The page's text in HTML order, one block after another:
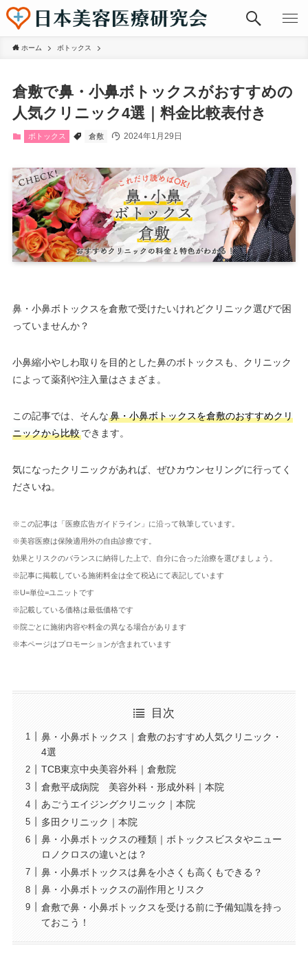
ホーム ボトックス
倉敷で鼻・小鼻ボトックスがおすすめの
人気クリニック4選｜料金比較表付き
ボトックス 倉敷 2024年1月29日
鼻・小鼻ボトックスを倉敷で受けたいけれどクリニック選びで困
っていませんか？
小鼻縮小やしわ取りを目的とした鼻のボトックスも、クリニック
によって薬剤や注入量はさまざま。
この記事では、そんな鼻・小鼻ボトックスを倉敷のおすすめクリ
ニックから比較できます。
気になったクリニックがあれば、ぜひカウンセリングに行ってく
ださいね。
※この記事は「医療広告ガイドライン」に沿って執筆しています。
※美容医療は保険適用外の自由診療です。
効果とリスクのバランスに納得した上で、自分に合った治療を選びましょう。
※記事に掲載している施術料金は全て税込にて表記しています
※U=単位=ユニットです
※記載している価格は最低価格です
※院ごとに施術内容や料金の異なる場合があります
※本ページはプロモーションが含まれています
目次
鼻・小鼻ボトックス｜倉敷のおすすめ人気クリニック・
4選
TCB東京中央美容外科｜倉敷院
倉敷平成病院 美容外科・形成外科｜本院
あごうエイジングクリニック｜本院
多田クリニック｜本院
鼻・小鼻ボトックスの種類｜ボトックスビスタやニュー
ロノクロスの違いとは？
鼻・小鼻ボトックスは鼻を小さくも高くもできる？
鼻・小鼻ボトックスの副作用とリスク
倉敷で鼻・小鼻ボトックスを受ける前に予備知識を持っ
ておこう！